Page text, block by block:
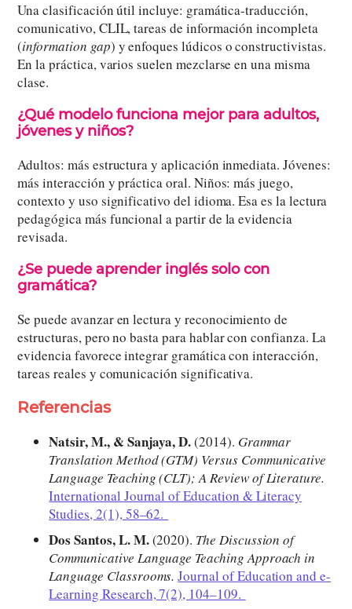
Una clasificación útil incluye: gramática-traducción,
comunicativo, CLIL, tareas de información incompleta
(information gap) y enfoques lúdicos o constructivistas.
En la práctica, varios suelen mezclarse en una misma
clase.
¿Qué modelo funciona mejor para adultos,
jóvenes y niños?
Adultos: más estructura y aplicación inmediata. Jóvenes:
más interacción y práctica oral. Niños: más juego,
contexto y uso significativo del idioma. Esa es la lectura
pedagógica más funcional a partir de la evidencia
revisada.
¿Se puede aprender inglés solo con
gramática?
Se puede avanzar en lectura y reconocimiento de
estructuras, pero no basta para hablar con confianza. La
evidencia favorece integrar gramática con interacción,
tareas reales y comunicación significativa.
Referencias
Natsir, M., & Sanjaya, D.(2014). Grammar
Translation Method (GTM) Versus Communicative
Language Teaching (CLT); A Review of Literature.
International Journal of Education & Literacy
Studies, 2(1), 58–62.
Dos Santos, L. M.(2020). The Discussion of
Communicative Language Teaching Approach in
Language Classrooms. Journal of Education and e-
Learning Research, 7(2), 104–109.